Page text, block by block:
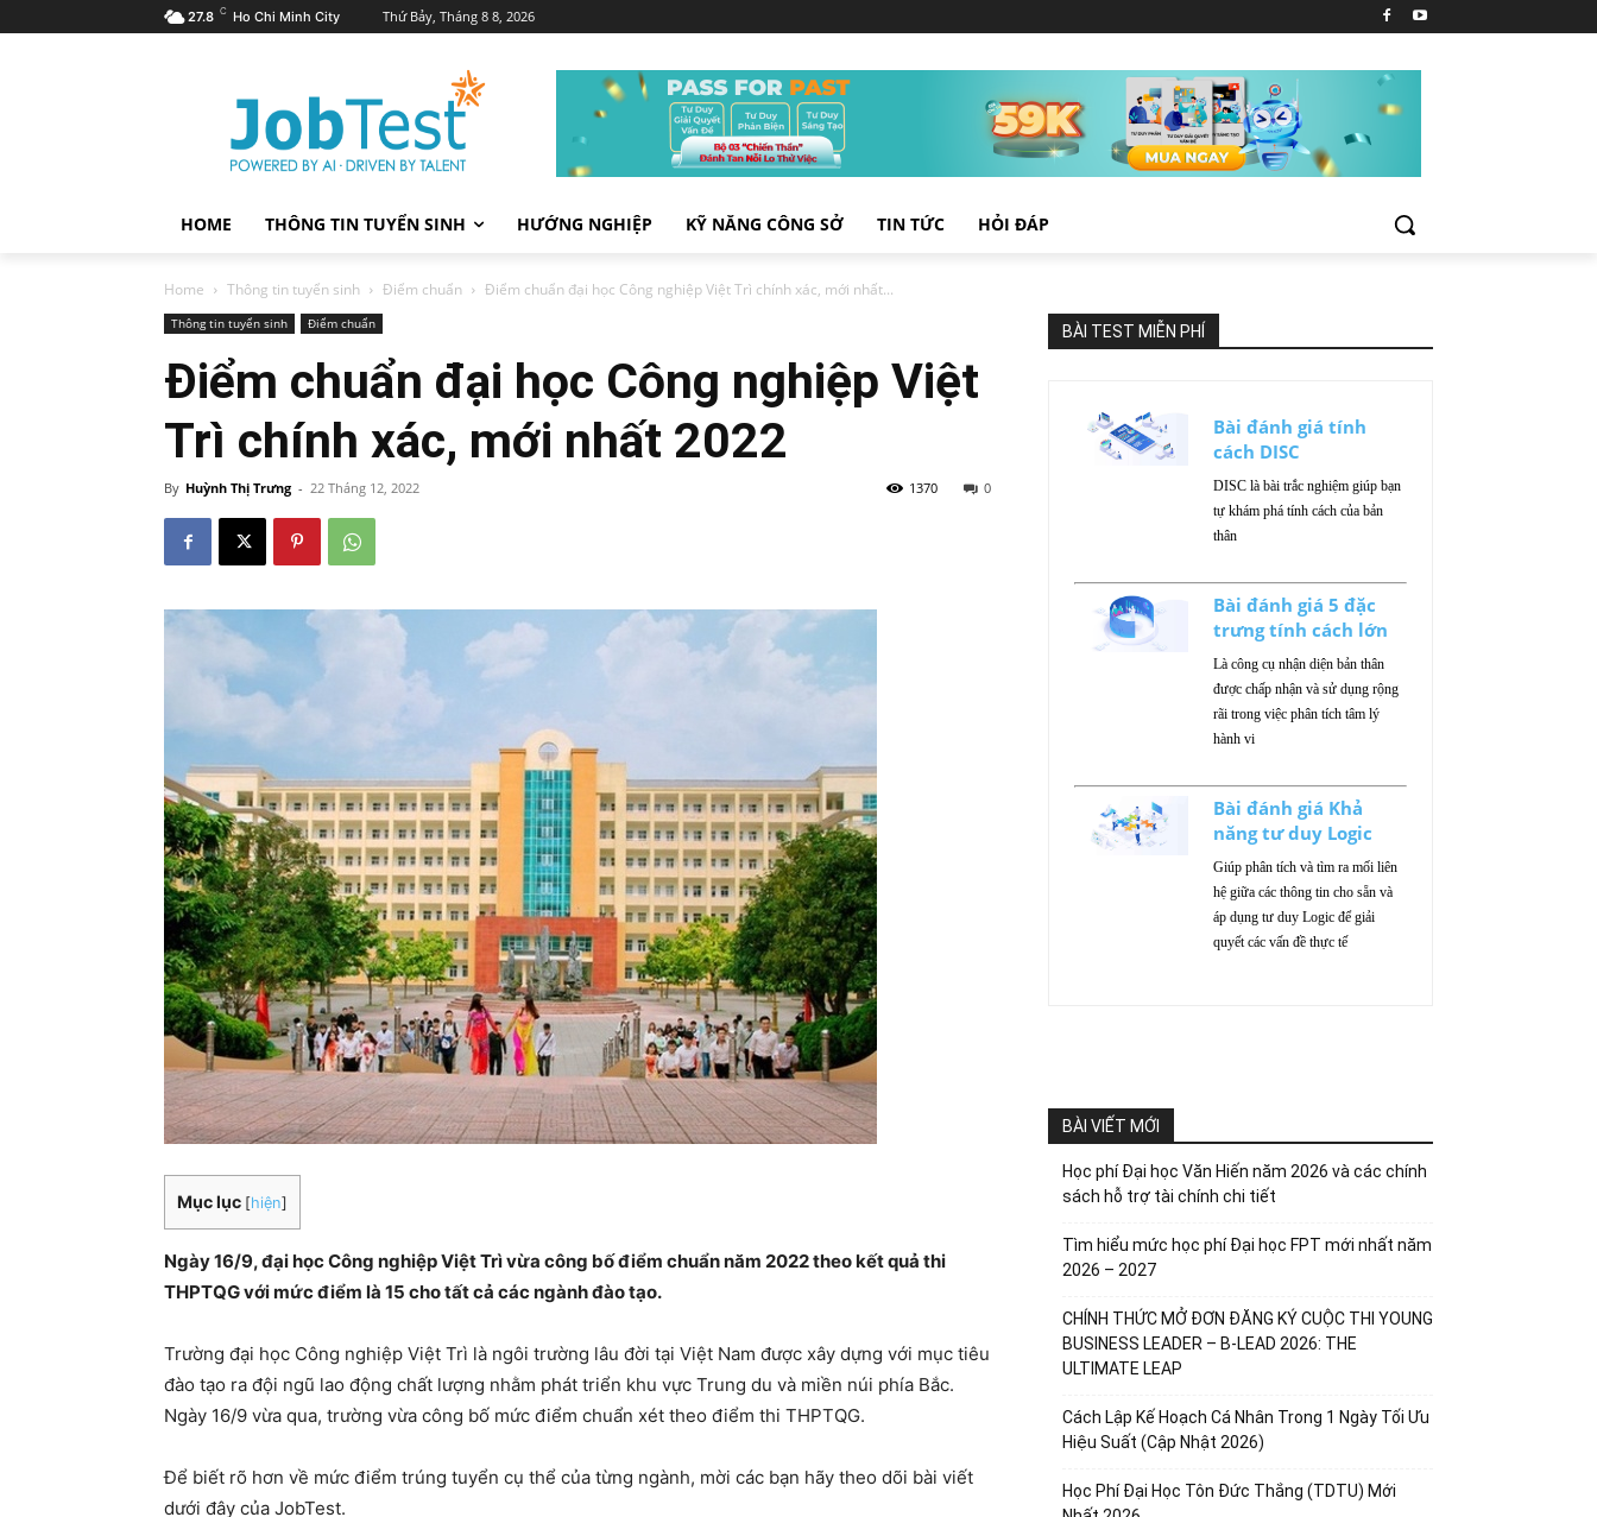
27.8 C Ho Chi Minh City Thứ Bảy, Tháng 8 8, 2026
HOME THÔNG TIN TUYỂN SINH HƯỚNG NGHIỆP KỸ NĂNG CÔNG SỞ TIN TỨC HỎI ĐÁP
Home Thông tin tuyển sinh Điểm chuẩn Điểm chuẩn đại học Công nghiệp Việt Trì chính xác, mới nhất...
Thông tin tuyển sinh Điểm chuẩn
Điểm chuẩn đại học Công nghiệp Việt
Trì chính xác, mới nhất 2022
By Huỳnh Thị Trưng - 22 Tháng 12, 2022 0
1370
Mục lục [hiện]
Ngày 16/9, đại học Công nghiệp Việt Trì vừa công bố điểm chuẩn năm 2022 theo kết quả thi
THPTQG với mức điểm là 15 cho tất cả các ngành đào tạo.
Trường đại học Công nghiệp Việt Trì là ngôi trường lâu đời tại Việt Nam được xây dựng với mục tiêu
đào tạo ra đội ngũ lao động chất lượng nhằm phát triển khu vực Trung du và miền núi phía Bắc.
Ngày 16/9 vừa qua, trường vừa công bố mức điểm chuẩn xét theo điểm thi THPTQG.
Để biết rõ hơn về mức điểm trúng tuyển cụ thể của từng ngành, mời các bạn hãy theo dõi bài viết
dưới đây của JobTest.
BÀI TEST MIỄN PHÍ
Bài đánh giá tính
cách DISC
DISC là bài trắc nghiệm giúp bạn
tự khám phá tính cách của bản
thân
Bài đánh giá 5 đặc
trưng tính cách lớn
Là công cụ nhận diện bản thân
được chấp nhận và sử dụng rộng
rãi trong việc phân tích tâm lý
hành vi
Bài đánh giá Khả
năng tư duy Logic
Giúp phân tích và tìm ra mối liên
hệ giữa các thông tin cho sẵn và
áp dụng tư duy Logic để giải
quyết các vấn đề thực tế
BÀI VIẾT MỚI
Học phí Đại học Văn Hiến năm 2026 và các chính
sách hỗ trợ tài chính chi tiết
Tìm hiểu mức học phí Đại học FPT mới nhất năm
2026 – 2027
CHÍNH THỨC MỞ ĐƠN ĐĂNG KÝ CUỘC THI YOUNG
BUSINESS LEADER – B-LEAD 2026: THE
ULTIMATE LEAP
Cách Lập Kế Hoạch Cá Nhân Trong 1 Ngày Tối Ưu
Hiệu Suất (Cập Nhật 2026)
Học Phí Đại Học Tôn Đức Thắng (TDTU) Mới